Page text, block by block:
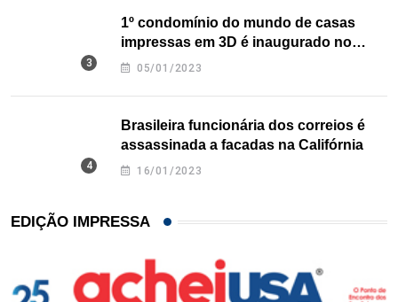
1º condomínio do mundo de casas
impressas em 3D é inaugurado no
Texas
05/01/2023
Brasileira funcionária dos correios é
assassinada a facadas na Califórnia
16/01/2023
EDIÇÃO IMPRESSA